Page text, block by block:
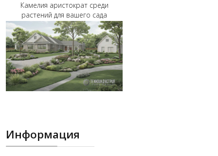
Камелия аристократ среди
растений для вашего сада
Информация